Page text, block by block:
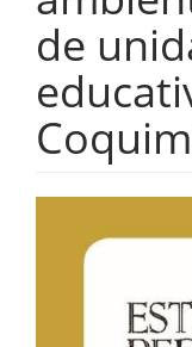
de
lateral
artículo